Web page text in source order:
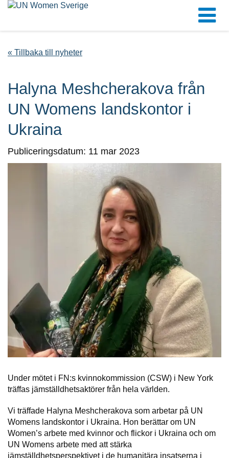
« Tillbaka till nyheter
Halyna Meshcherakova från
UN Womens landskontor i
Ukraina
Publiceringsdatum: 11 mar 2023
Under mötet i FN:s kvinnokommission (CSW) i New York
träffas jämställdhetsaktörer från hela världen.
Vi träffade Halyna Meshcherakova som arbetar på UN
Womens landskontor i Ukraina. Hon berättar om UN
Women’s arbete med kvinnor och flickor i Ukraina och om
UN Womens arbete med att stärka
jämställdhetsperspektivet i de humanitära insatserna i